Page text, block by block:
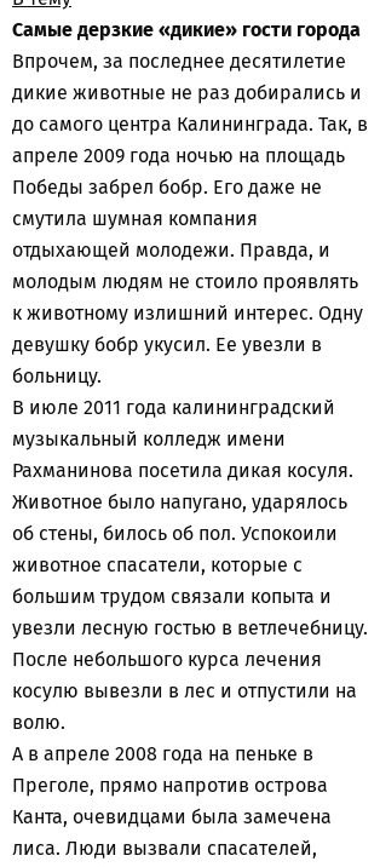
Самые дерзкие «дикие» гости города
Впрочем, за последнее десятилетие
дикие животные не раз добирались и
до самого центра Калининграда. Так, в
апреле 2009 года ночью на площадь
Победы забрел бобр. Его даже не
смутила шумная компания
отдыхающей молодежи. Правда, и
молодым людям не стоило проявлять
к животному излишний интерес. Одну
девушку бобр укусил. Ее увезли в
больницу.
В июле 2011 года калининградский
музыкальный колледж имени
Рахманинова посетила дикая косуля.
Животное было напугано, ударялось
об стены, билось об пол. Успокоили
животное спасатели, которые с
большим трудом связали копыта и
увезли лесную гостью в ветлечебницу.
После небольшого курса лечения
косулю вывезли в лес и отпустили на
волю.
А в апреле 2008 года на пеньке в
Преголе, прямо напротив острова
Канта, очевидцами была замечена
лиса. Люди вызвали спасателей,